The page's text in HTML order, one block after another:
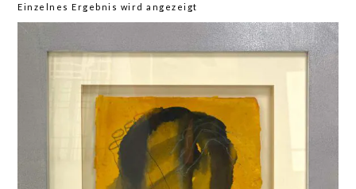
Einzelnes Ergebnis wird angezeigt